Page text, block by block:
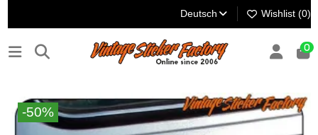
Deutsch Wishlist (0)
0
-50%